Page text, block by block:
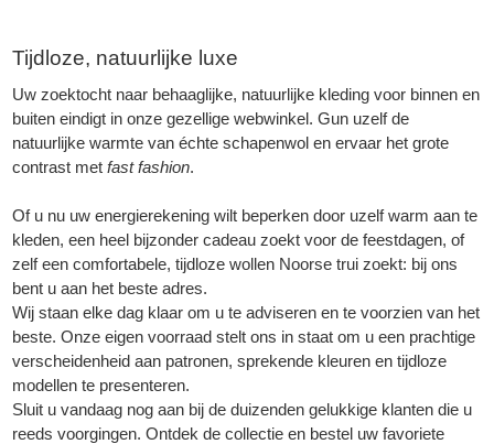
Tijdloze, natuurlijke luxe
Uw zoektocht naar behaaglijke, natuurlijke kleding voor binnen en
buiten eindigt in onze gezellige webwinkel. Gun uzelf de
natuurlijke warmte van échte schapenwol en ervaar het grote
contrast met fast fashion.
Of u nu uw energierekening wilt beperken door uzelf warm aan te
kleden, een heel bijzonder cadeau zoekt voor de feestdagen, of
zelf een comfortabele, tijdloze wollen Noorse trui zoekt: bij ons
bent u aan het beste adres.
Wij staan elke dag klaar om u te adviseren en te voorzien van het
beste. Onze eigen voorraad stelt ons in staat om u een prachtige
verscheidenheid aan patronen, sprekende kleuren en tijdloze
modellen te presenteren.
Sluit u vandaag nog aan bij de duizenden gelukkige klanten die u
reeds voorgingen. Ontdek de collectie en bestel uw favoriete